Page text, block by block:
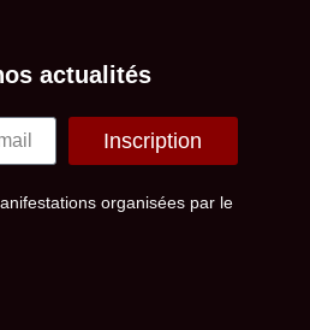
actualités
Inscription
organisées par le